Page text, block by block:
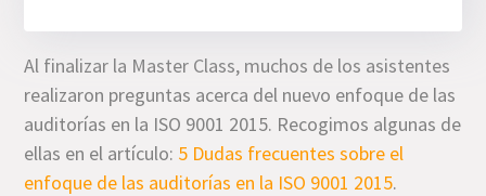
Al finalizar la Master Class, muchos de los asistentes
realizaron preguntas acerca del nuevo enfoque de las
auditorías en la ISO 9001 2015. Recogimos algunas de
ellas en el artículo: 5 Dudas frecuentes sobre el
enfoque de las auditorías en la ISO 9001 2015.